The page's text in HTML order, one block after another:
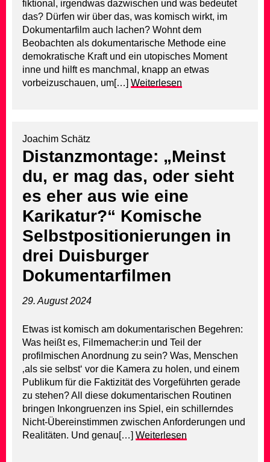
fiktional, irgendwas dazwischen und was bedeutet
das? Dürfen wir über das, was komisch wirkt, im
Dokumentarfilm auch lachen? Wohnt dem
Beobachten als dokumentarische Methode eine
demokratische Kraft und ein utopisches Moment
inne und hilft es manchmal, knapp an etwas
vorbeizuschauen, um[…] Weiterlesen
Joachim Schätz
Distanzmontage: „Meinst
du, er mag das, oder sieht
es eher aus wie eine
Karikatur?“ Komische
Selbstpositionierungen in
drei Duisburger
Dokumentarfilmen
29. August 2024
Etwas ist komisch am dokumentarischen Begehren:
Was heißt es, Filmemacher:in und Teil der
profilmischen Anordnung zu sein? Was, Menschen
‚als sie selbst‘ vor die Kamera zu holen, und einem
Publikum für die Faktizität des Vorgeführten gerade
zu stehen? All diese dokumentarischen Routinen
bringen Inkongruenzen ins Spiel, ein schillerndes
Nicht-Übereinstimmen zwischen Anforderungen und
Realitäten. Und genau[…] Weiterlesen